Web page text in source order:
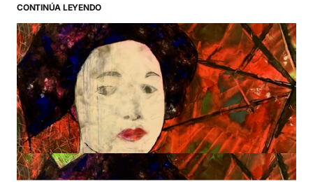
CONTINÚA LEYENDO